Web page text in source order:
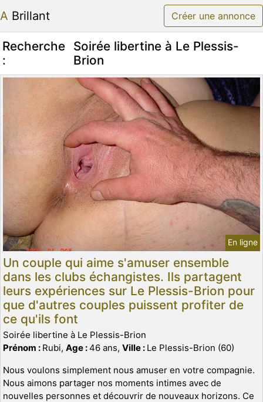
A Brillant Créer une annonce
Recherche
:
Soirée libertine à Le Plessis-
Brion
En ligne
Un couple qui aime s'amuser ensemble
dans les clubs échangistes. Ils partagent
leurs expériences sur Le Plessis-Brion pour
que d'autres couples puissent profiter de
ce qu'ils font
Soirée libertine à Le Plessis-Brion
Prénom : Rubi, Age :46 ans, Ville : Le Plessis-Brion (60)
Nous voulons simplement nous amuser en votre compagnie.
Nous aimons partager nos moments intimes avec de
nouvelles personnes et découvrir de nouveaux horizons. Ce